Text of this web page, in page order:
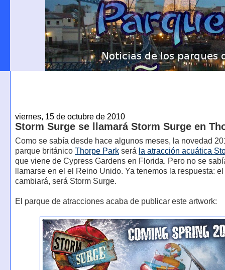
viernes, 15 de octubre de 2010
Storm Surge se llamará Storm Surge en
Como se sabía desde hace algunos meses, la novedad
parque británico Thorpe Parkserá la atracción acuática
que viene de Cypress Gardens en Florida. Pero no se
llamarse en el el Reino Unido. Ya tenemos la respuesta:
cambiará, será Storm Surge.
El parque de atracciones acaba de publicar este artwork: